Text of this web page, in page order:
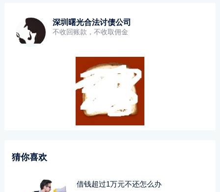
深圳曙光合法讨债公司
不收回账款，不收取佣金
猜你喜欢
借钱超过1万元不还怎么办